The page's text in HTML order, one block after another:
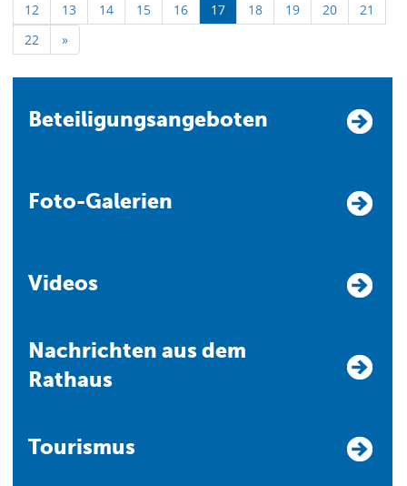
12
13 14 15 16 17 18 19 20
21
22
»
Beteiligungsangeboten
Foto-Galerien
Videos
Nachrichten aus dem
Rathaus
Tourismus